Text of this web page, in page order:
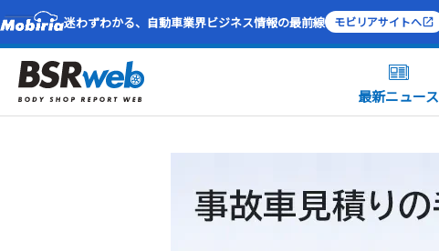
迷わずわかる、自動車業界ビジネス情報の最前線 モビリアサイトへ
最新ニュース